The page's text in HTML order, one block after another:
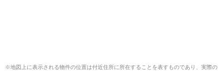
※地図上に表示される物件の位置は付近住所に所在することを表すものであり、実際の